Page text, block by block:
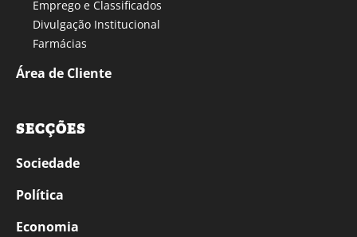
Emprego e Classificados
Divulgação Institucional
Farmácias
Área de Cliente
SECÇÕES
Sociedade
Política
Economia